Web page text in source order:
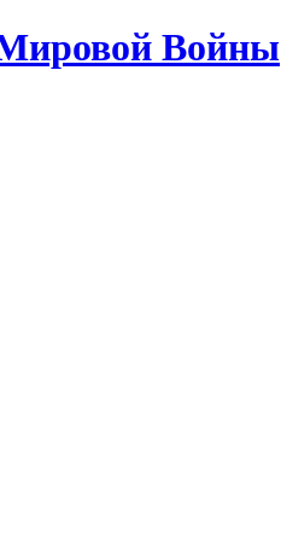
Мировой Войны